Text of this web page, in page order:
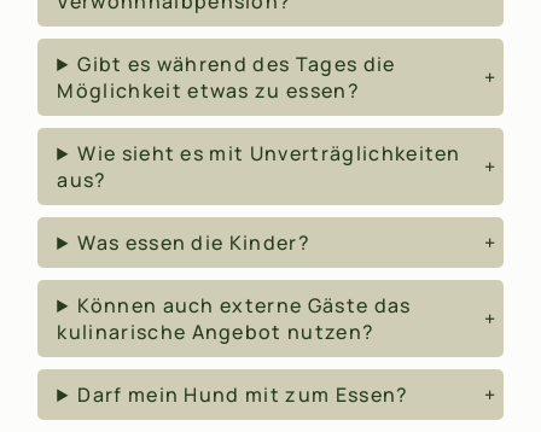
Gibt es während des Tages die
Möglichkeit etwas zu essen?
Wie sieht es mit Unverträglichkeiten
aus?
Was essen die Kinder?
Können auch externe Gäste das
kulinarische Angebot nutzen?
Darf mein Hund mit zum Essen?